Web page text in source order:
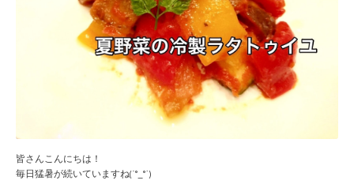
皆さんこんにちは！
毎日猛暑が続いていますね(´°_°`)